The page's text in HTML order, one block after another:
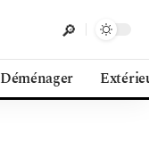
Déménager